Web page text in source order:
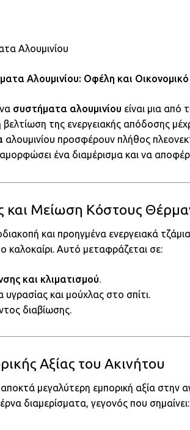
Αλουμινίου
Αλουμινίου: Οφέλη και
συστήματα αλουμινίου είναι μια από
της ενεργειακής απόδοσης
αλουμινίου προσφέρουν πλήθος
ένα διαμέρισμα και να
και Μείωση Κόστους
και προηγμένα ενεργειακά
καλοκαίρι. Αυτό μεταφράζεται σε:
και κλιματισμού.
και μούχλας στο σπίτι.
διαβίωσης.
Αξίας του Ακινήτου
αποκτά μεγαλύτερη εμπορική αξία στην
διαμερίσματα, γεγονός που σημαίνει: